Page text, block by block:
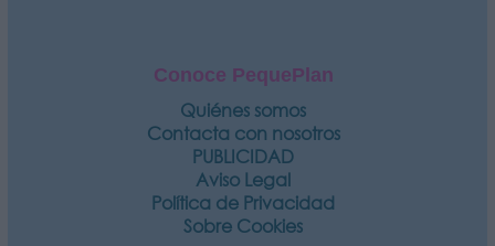
Conoce PequePlan
Quiénes somos
Contacta con nosotros
PUBLICIDAD
Aviso Legal
Política de Privacidad
Sobre Cookies